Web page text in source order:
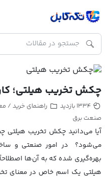
چکش تخریب هیلتی؛
راهنمای خرید/
صنعت برق
آیا می‌دانید چکش تخریب هیلتی
می‌شود؟ در امور صنعتی و
بهره‌گیری شده که به آن‌ها
هیلتی یک اسم خاص در معنای